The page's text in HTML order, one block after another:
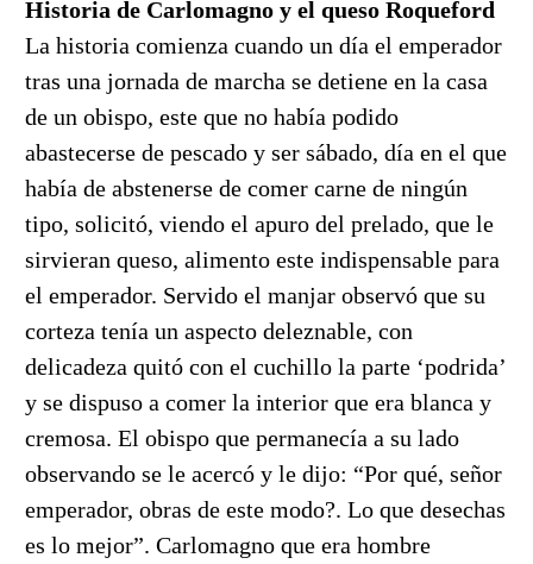
Historia de Carlomagno y el queso Roqueford
La historia comienza cuando un día el emperador
tras una jornada de marcha se detiene en la casa
de un obispo, este que no había podido
abastecerse de pescado y ser sábado, día en el que
había de abstenerse de comer carne de ningún
tipo, solicitó, viendo el apuro del prelado, que le
sirvieran queso, alimento este indispensable para
el emperador. Servido el manjar observó que su
corteza tenía un aspecto deleznable, con
delicadeza quitó con el cuchillo la parte ‘podrida’
y se dispuso a comer la interior que era blanca y
cremosa. El obispo que permanecía a su lado
observando se le acercó y le dijo: “Por qué, señor
emperador, obras de este modo?. Lo que desechas
es lo mejor”. Carlomagno que era hombre